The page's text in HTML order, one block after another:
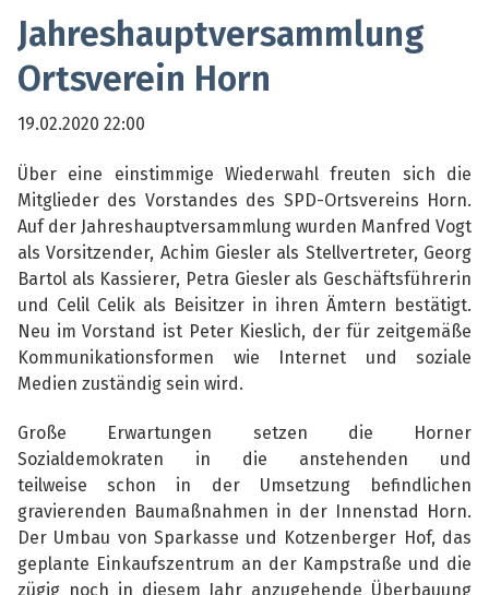
Jahreshauptversammlung
Ortsverein Horn
19.02.2020 22:00
Über eine einstimmige Wiederwahl freuten sich die
Mitglieder des Vorstandes des SPD-Ortsvereins Horn.
Auf der Jahreshauptversammlung wurden Manfred Vogt
als Vorsitzender, Achim Giesler als Stellvertreter, Georg
Bartol als Kassierer, Petra Giesler als Geschäftsführerin
und Celil Celik als Beisitzer in ihren Ämtern bestätigt.
Neu im Vorstand ist Peter Kieslich, der für zeitgemäße
Kommunikationsformen wie Internet und soziale
Medien zuständig sein wird.
Große Erwartungen setzen die Horner
Sozialdemokraten in die anstehenden und
teilweise
schon in der Umsetzung befindlichen
gravierenden Baumaßnahmen in der Innenstad Horn.
Der Umbau von Sparkasse und Kotzenberger Hof, das
geplante Einkaufszentrum an der Kampstraße und die
zügig noch in diesem Jahr anzugehende Überbauung